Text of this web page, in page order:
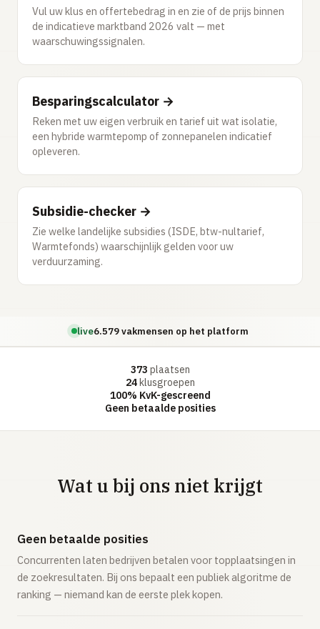
Vul uw klus en offertebedrag in en zie of de prijs binnen
de indicatieve marktband 2026 valt — met
waarschuwingssignalen.
Besparingscalculator →
Reken met uw eigen verbruik en tarief uit wat isolatie,
een hybride warmtepomp of zonnepanelen indicatief
opleveren.
Subsidie-checker →
Zie welke landelijke subsidies (ISDE, btw-nultarief,
Warmtefonds) waarschijnlijk gelden voor uw
verduurzaming.
live6.579 vakmensen op het platform
373 plaatsen
24klusgroepen
100% KvK-gescreend
Geen betaalde posities
Wat u bij ons niet krijgt
Geen betaalde posities
Concurrenten laten bedrijven betalen voor topplaatsingen in
de zoekresultaten. Bij ons bepaalt een publiek algoritme de
ranking — niemand kan de eerste plek kopen.